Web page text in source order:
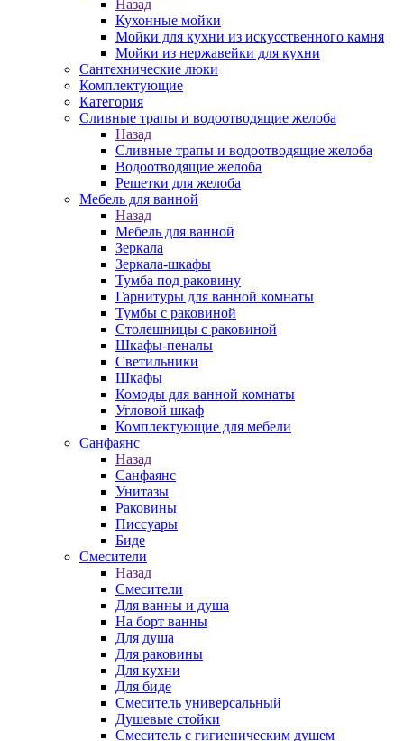
Назад
Кухонные мойки
Мойки для кухни из искусственного камня
Мойки из нержавейки для кухни
Сантехнические люки
Комплектующие
Категория
Cливные трапы и водоотводящие желоба
Назад
Cливные трапы и водоотводящие желоба
Водоотводящие желоба
Решетки для желоба
Мебель для ванной
Назад
Мебель для ванной
Зеркала
Зеркала-шкафы
Тумба под раковину
Гарнитуры для ванной комнаты
Тумбы с раковиной
Столешницы с раковиной
Шкафы-пеналы
Светильники
Шкафы
Комоды для ванной комнаты
Угловой шкаф
Комплектующие для мебели
Санфаянс
Назад
Санфаянс
Унитазы
Раковины
Писсуары
Биде
Смесители
Назад
Смесители
Для ванны и душа
На борт ванны
Для душа
Для раковины
Для кухни
Для биде
Смеситель универсальный
Душевые стойки
Смеситель с гигиеническим душем